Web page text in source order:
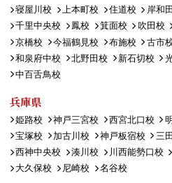
寝屋川校
上本町校 住道校 岸和
千里中央校
鳳校 箕面校 吹田校
京橋校
今福鶴見校 布施校 古市
和泉府中校
北野田校 新石切校
中百舌鳥校
兵庫県
姫路校 神戸三宮校 西宮北口校
宝塚校
加古川校 神戸板宿校 三
西神中央校
湊川校 川西能勢口校
大久保校
尼崎校 名谷校